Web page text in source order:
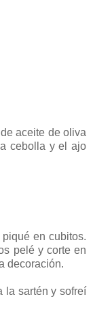
aceite de oliva
cebolla y el ajo
en cubitos.
pelé y corte en
decoración.
la sartén y sofreí